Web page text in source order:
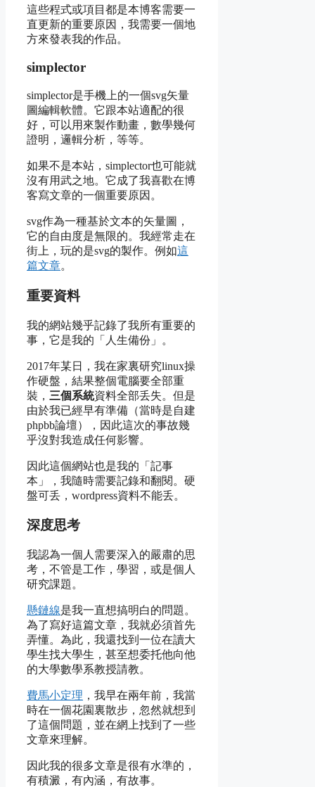
這些程式或項目都是本博客需要一
直更新的重要原因，我需要一個地
方來發表我的作品。
simplector
simplector是手機上的一個svg矢量
圖編輯軟體。它跟本站適配的很
好，可以用來製作動畫，數學幾何
證明，邏輯分析，等等。
如果不是本站，simplector也可能就
沒有用武之地。它成了我喜歡在博
客寫文章的一個重要原因。
svg作為一種基於文本的矢量圖，
它的自由度是無限的。我經常走在
街上，玩的是svg的製作。例如這
篇文章。
重要資料
我的網站幾乎記錄了我所有重要的
事，它是我的「人生備份」。
2017年某日，我在家裏研究linux操
作硬盤，結果整個電腦要全部重
裝， 三個系統資料全部丢失。但是
由於我已經早有準備（當時是自建
phpbb論壇），因此這次的事故幾
乎沒對我造成任何影響。
因此這個網站也是我的「記事
本」，我隨時需要記錄和翻閱。硬
盤可丢，wordpress資料不能丢。
深度思考
我認為一個人需要深入的嚴肅的思
考，不管是工作，學習，或是個人
研究課題。
懸鏈線是我一直想搞明白的問題。
為了寫好這篇文章，我就必須首先
弄懂。為此，我還找到一位在讀大
學生找大學生，甚至想委托他向他
的大學數學系教授請教。
費馬小定理 ，我早在兩年前，我當
時在一個花園裏散步，忽然就想到
了這個問題，並在網上找到了一些
文章來理解。
因此我的很多文章是很有水準的，
有積澱，有內涵，有故事。